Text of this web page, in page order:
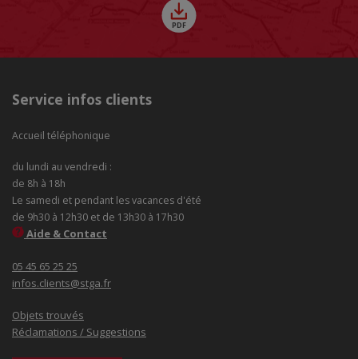
Service infos clients
Accueil téléphonique
du lundi au vendredi :
de 8h à 18h
Le samedi et pendant les vacances d'été
de 9h30 à 12h30 et de 13h30 à 17h30
Aide & Contact
05 45 65 25 25
infos.clients@stga.fr
Objets trouvés
Réclamations / Suggestions